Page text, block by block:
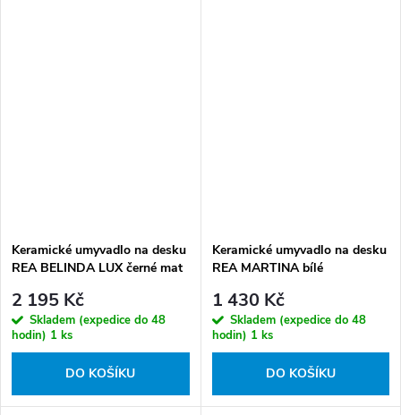
Keramické umyvadlo na desku
REA BELINDA LUX černé mat
2 195 Kč
Skladem (expedice do 48
hodin) 1 ks
DO KOŠÍKU
Keramické umyvadlo na desku
REA MARTINA bílé
1 430 Kč
Skladem (expedice do 48
hodin) 1 ks
DO KOŠÍKU